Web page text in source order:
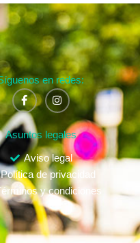
en redes:
Asuntos legales
Aviso legal
Política de privacidad
y condiciones